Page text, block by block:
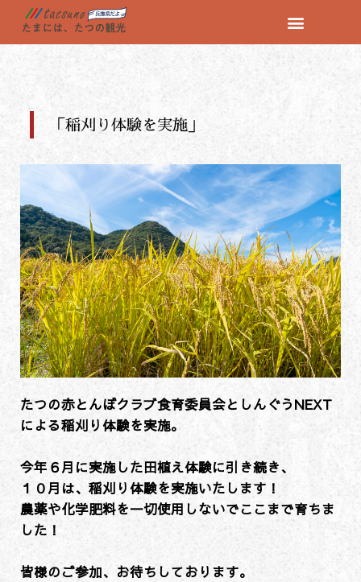
コ
プ
「稲刈り体験を実施」
たつの赤とんぼクラブ食育委員会としんぐうNEXT
による稲刈り体験を実施。
今年６月に実施した田植え体験に引き続き、
１０月は、稲刈り体験を実施いたします！
農薬や化学肥料を一切使用しないでここまで育ちま
した！
皆様のご参加、お待ちしております。